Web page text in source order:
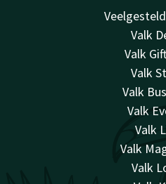
Valk
Valk
Valk
Valk
Valk
Valk
Valk
Valk